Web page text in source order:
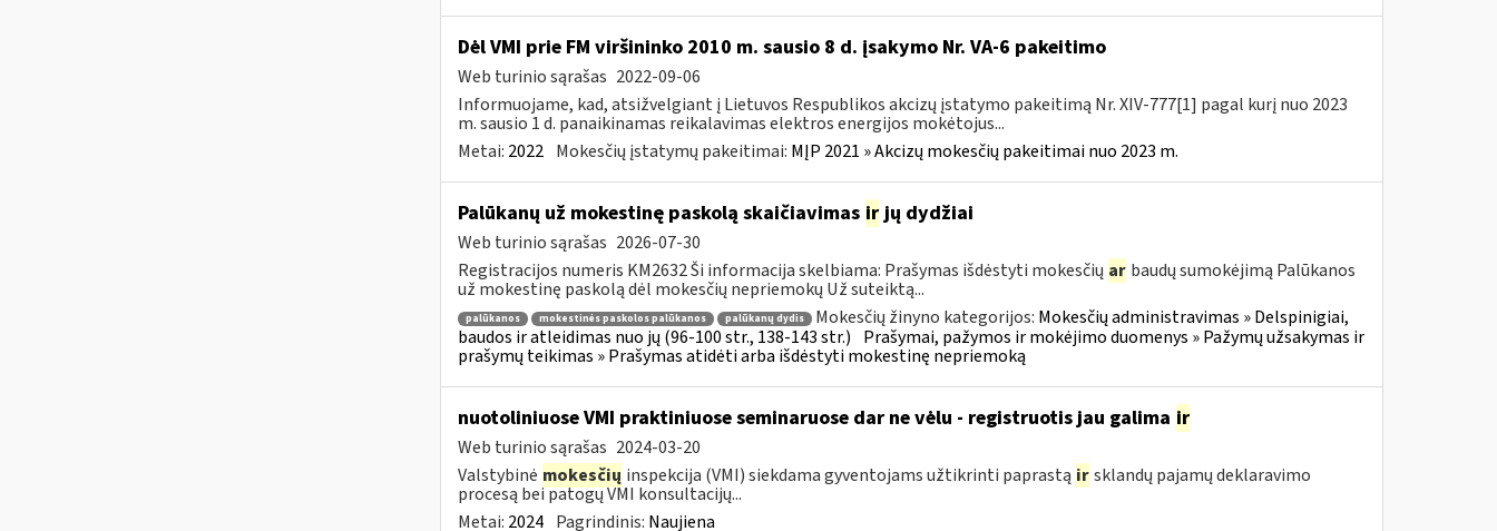
Dėl VMI prie FM viršininko 2010 m. sausio 8 d. įsakymo Nr. VA-6 pakeitimo
Web turinio sąrašas 2022-09-06
Informuojame, kad, atsižvelgiant į Lietuvos Respublikos akcizų įstatymo pakeitimą Nr. XIV-777[1] pagal kurį nuo 2023
m. sausio 1 d. panaikinamas reikalavimas elektros energijos mokėtojus...
Metai: 2022 Mokesčių įstatymų pakeitimai: MĮP 2021 » Akcizų mokesčių pakeitimai nuo 2023 m.
Palūkanų už mokestinę paskolą skaičiavimas irjų dydžiai
Web turinio sąrašas 2026-07-30
Registracijos numeris KM2632 Ši informacija skelbiama: Prašymas išdėstyti mokesčių ar baudų sumokėjimą Palūkanos
už mokestinę paskolą dėl mokesčių nepriemokų Už suteiktą...
palūkanos mokestinės paskolos palūkanos palūkanų dydis Mokesčių žinyno kategorijos: Mokesčių administravimas » Delspinigiai,
baudos ir atleidimas nuo jų (96-100 str., 138-143 str.) Prašymai, pažymos ir mokėjimo duomenys » Pažymų užsakymas ir
prašymų teikimas » Prašymas atidėti arba išdėstyti mokestinę nepriemoką
nuotoliniuose VMI praktiniuose seminaruose dar ne vėlu - registruotis jau galima ir
Web turinio sąrašas 2024-03-20
Valstybinė mokesčių inspekcija (VMI) siekdama gyventojams užtikrinti paprastą ir sklandų pajamų deklaravimo
procesą bei patogų VMI konsultacijų...
Metai: 2024 Pagrindinis: Naujiena